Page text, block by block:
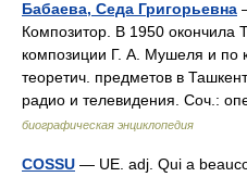
Бабаева, Седа Григорьевна
Композитор. В 1950 окончила
композиции Г. А. Мушеля и по
теоретич. предметов в
радио и телевидения. Соч.:
биографическая энциклопедия
COSSU — UE. adj. Qui a